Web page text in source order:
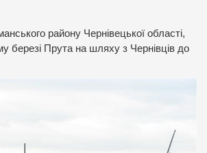
району Чернівецької області,
березі Прута на шляху з Чернівців до